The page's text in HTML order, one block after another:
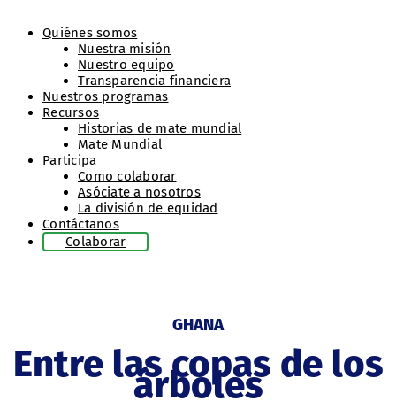
Quiénes somos
Nuestra misión
Nuestro equipo
Transparencia financiera
Nuestros programas
Recursos
Historias de mate mundial
Mate Mundial
Participa
Como colaborar
Asóciate a nosotros
La división de equidad
Contáctanos
Colaborar
GHANA
Entre las copas de los
árboles